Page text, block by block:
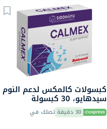
كبسولات كالمكس لدعم النوم
سيدهايو، 30 كبسولة
30 دقيقة تصلك في